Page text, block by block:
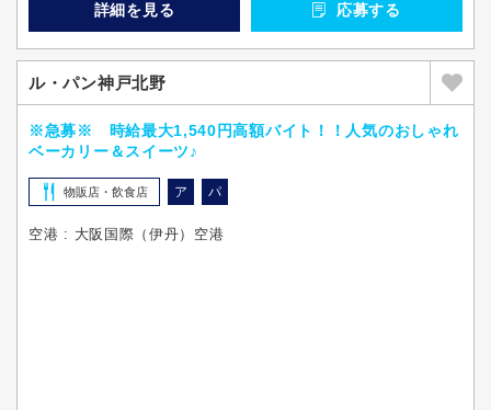
詳細を見る 応募する
ル・パン神戸北野
※急募※ 時給最大1,540円高額バイト！！人気のおしゃれ
ベーカリー＆スイーツ♪
物販店・飲食店 ア パ
空港 : 大阪国際（伊丹）空港